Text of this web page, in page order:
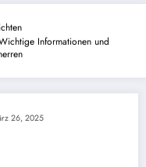
Informationen und
26, 2025